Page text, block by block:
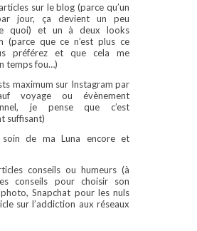
sur le blog (parce qu’un
jour, ça devient un peu
quoi) et un à deux looks
(parce que ce n’est plus ce
préférez et que cela me
temps fou…)
maximum sur Instagram par
voyage ou évènement
je pense que c’est
suffisant)
soin de ma Luna encore et
conseils ou humeurs (à
conseils pour choisir son
Snapchat pour les nuls
sur l’addiction aux réseaux